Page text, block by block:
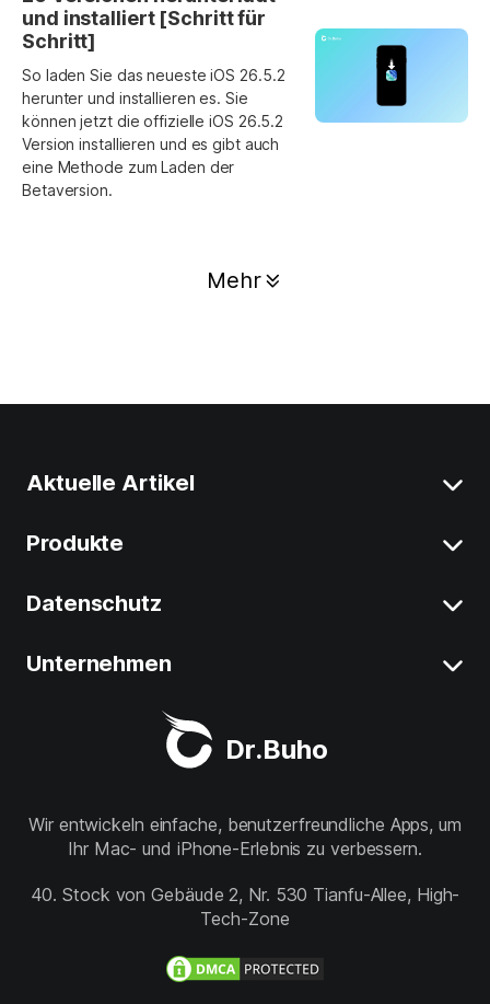
und installiert [Schritt für
Schritt]
So laden Sie das neueste iOS 26.5.2
herunter und installieren es. Sie
können jetzt die offizielle iOS 26.5.2
Version installieren und es gibt auch
eine Methode zum Laden der
Betaversion.
Mehr
Dr.Buho
Wir entwickeln einfache, benutzerfreundliche Apps, um
Ihr Mac- und iPhone-Erlebnis zu verbessern.
40. Stock von Gebäude 2, Nr. 530 Tianfu-Allee, High-
Tech-Zone
Aktuelle Artikel
Mac Systemdaten Löschen
Mac Programme Deinstallieren
Beste Mac-Cleaner
Produkte
BuhoCleaner
BuhoUnlocker
BuhoLaunchpad
Datenschutz
Rechtliches
Unternehmen
Store
Folge uns